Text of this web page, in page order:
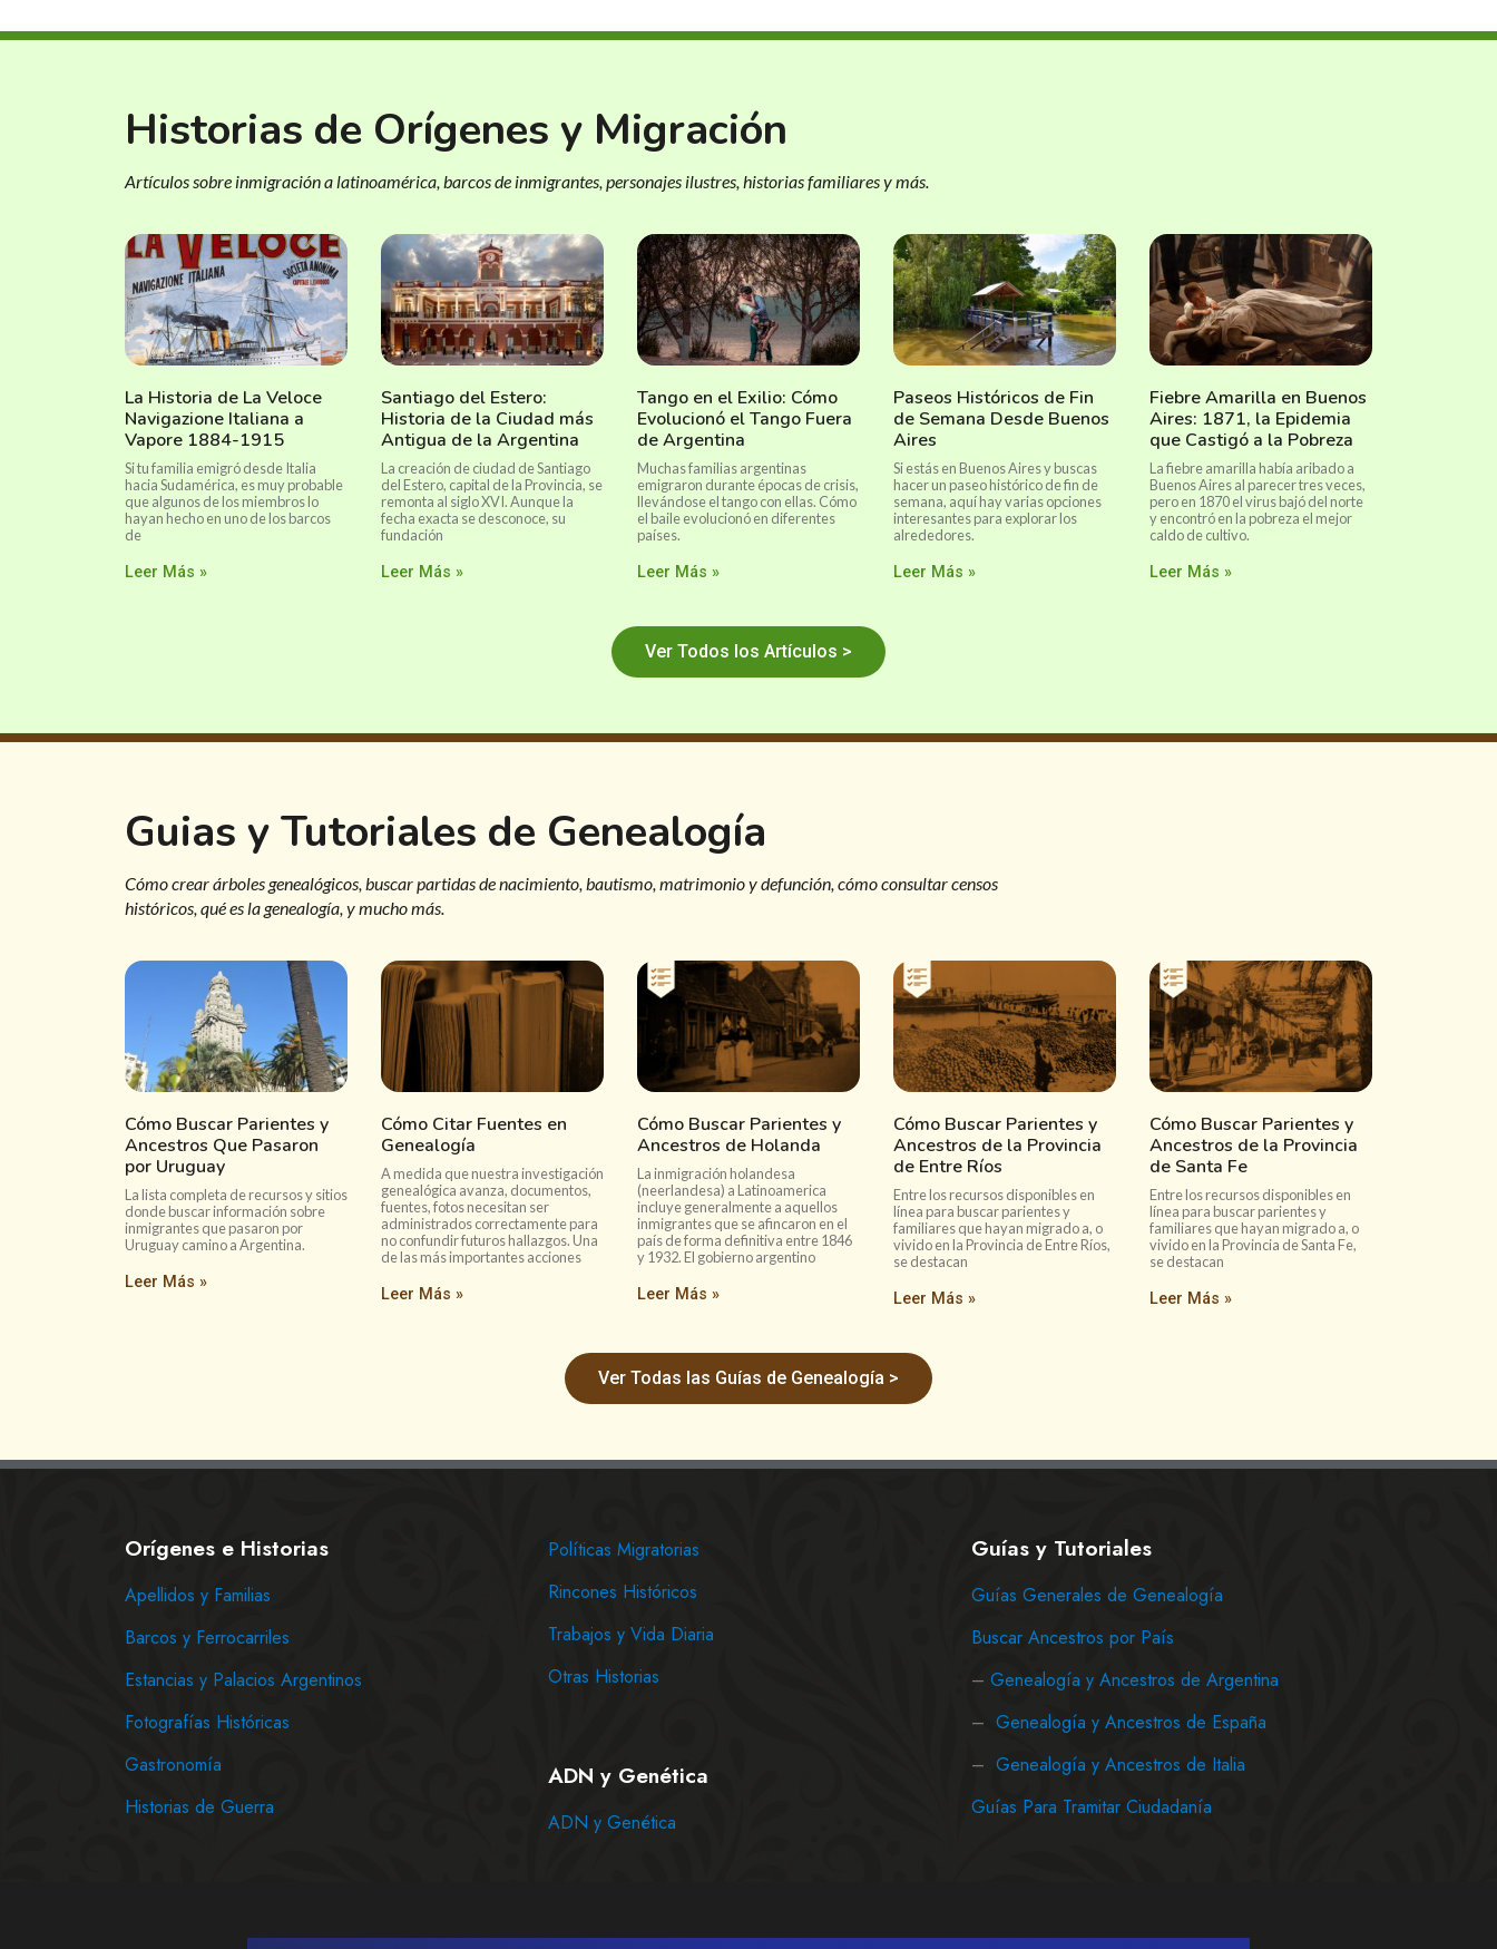
Historias de Orígenes y Migración
Artículos sobre inmigración a latinoamérica, barcos de inmigrantes, personajes ilustres, historias familiares y más.
La Historia de La Veloce
Navigazione Italiana a
Vapore 1884-1915
Si tu familia emigró desde Italia
hacia Sudamérica, es muy probable
que algunos de los miembros lo
hayan hecho en uno de los barcos
de
Leer Más »
Santiago del Estero:
Historia de la Ciudad más
Antigua de la Argentina
La creación de ciudad de Santiago
del Estero, capital de la Provincia, se
remonta al siglo XVI. Aunque la
fecha exacta se desconoce, su
fundación
Leer Más »
Tango en el Exilio: Cómo
Evolucionó el Tango Fuera
de Argentina
Muchas familias argentinas
emigraron durante épocas de crisis,
llevándose el tango con ellas. Cómo
el baile evolucionó en diferentes
países.
Leer Más »
Paseos Históricos de Fin
de Semana Desde Buenos
Aires
Si estás en Buenos Aires y buscas
hacer un paseo histórico de fin de
semana, aquí hay varias opciones
interesantes para explorar los
alrededores.
Leer Más »
Fiebre Amarilla en Buenos
Aires: 1871, la Epidemia
que Castigó a la Pobreza
La fiebre amarilla había aribado a
Buenos Aires al parecer tres veces,
pero en 1870 el virus bajó del norte
y encontró en la pobreza el mejor
caldo de cultivo.
Leer Más »
Ver Todos los Artículos >
Guias y Tutoriales de Genealogía
Cómo crear árboles genealógicos, buscar partidas de nacimiento, bautismo, matrimonio y defunción, cómo consultar censos
históricos, qué es la genealogía, y mucho más.
Cómo Buscar Parientes y
Ancestros Que Pasaron
por Uruguay
La lista completa de recursos y sitios
donde buscar información sobre
inmigrantes que pasaron por
Uruguay camino a Argentina.
Leer Más »
Cómo Citar Fuentes en
Genealogía
A medida que nuestra investigación
genealógica avanza, documentos,
fuentes, fotos necesitan ser
administrados correctamente para
no confundir futuros hallazgos. Una
de las más importantes acciones
Leer Más »
Cómo Buscar Parientes y
Ancestros de Holanda
La inmigración holandesa
(neerlandesa) a Latinoamerica
incluye generalmente a aquellos
inmigrantes que se afincaron en el
país de forma definitiva entre 1846
y 1932. El gobierno argentino
Leer Más »
Cómo Buscar Parientes y
Ancestros de la Provincia
de Entre Ríos
Entre los recursos disponibles en
línea para buscar parientes y
familiares que hayan migrado a, o
vivido en la Provincia de Entre Ríos,
se destacan
Leer Más »
Cómo Buscar Parientes y
Ancestros de la Provincia
de Santa Fe
Entre los recursos disponibles en
línea para buscar parientes y
familiares que hayan migrado a, o
vivido en la Provincia de Santa Fe,
se destacan
Leer Más »
Ver Todas las Guías de Genealogía >
Orígenes e Historias
Apellidos y Familias
Barcos y Ferrocarriles
Estancias y Palacios Argentinos
Fotografías Históricas
Gastronomía
Historias de Guerra
Políticas Migratorias
Rincones Históricos
Trabajos y Vida Diaria
Otras Historias
ADN y Genética
ADN y Genética
Guías y Tutoriales
Guías Generales de Genealogía
Buscar Ancestros por País
– Genealogía y Ancestros de Argentina
– Genealogía y Ancestros de España
– Genealogía y Ancestros de Italia
Guías Para Tramitar Ciudadanía